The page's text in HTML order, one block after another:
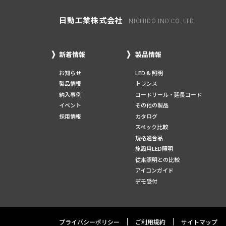
日動工業株式会社 NICHIDO IND.CO.,LTD.
新着情報
お知らせ
製品情報
納入事例
イベント
採用情報
製品情報
LED & 照明
トランス
コードリール・延長コード
その他の製品
カタログ
スペック比較
規格適合品
施設用LED照明
従来照明との比較
アイコンガイド
デモ受付
プライバシーポリシー ご利用規約 サイトマップ